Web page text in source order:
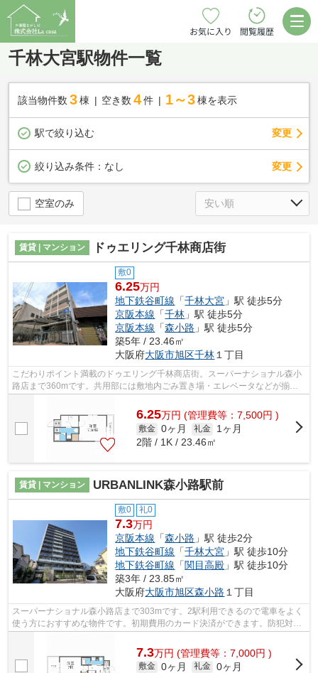
お気に入り 閲覧履歴
千林大宮駅物件一覧
該当物件数 3棟 空き数 4 件 1～3 棟を表示
駅で絞り込む 変更
絞り込み条件： なし 変更
空室のみ
賃貸 | マンション ドゥエリング千林商店街
敷0
6.25万円
地下鉄谷町線 「千林大宮 」駅 徒歩5分
京阪本線 「千林 」駅 徒歩5分
京阪本線 「森小路 」駅 徒歩5分
築5年 / 23.46㎡
大阪府大阪市旭区千林 １丁目
こだわりポイント満載のドゥエリング千林商店街。スーパーナショナル森小
路店まで360mです。共用部には敷地内ごみ置き場・エレベータなどが揃っ
ております。外観タイル張りは、マンシ...
6.25万円 (管理費等：7,500円 )
敷金 0ヶ月 礼金
1ヶ月
2階 / 1K / 23.46㎡
賃貸 | マンション URBANLINK森小路駅前
敷0 礼0
7.3万円
京阪本線 「森小路 」駅 徒歩2分
地下鉄谷町線 「千林大宮 」駅 徒歩10分
地下鉄谷町線 「関目高殿 」駅 徒歩10分
築3年 / 23.85㎡
大阪府大阪市旭区森小路 １丁目
スーパーナショナル森小路店まで303mです。2駅利用できるので電車をよく
使う方におすすめな物件です。初期費用のカード決済ができます。防犯対策
7.3万円 (管理費等：7,000円 )
敷金 0ヶ月 礼金 0ヶ月